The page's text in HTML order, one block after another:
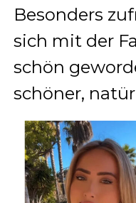
Besonders
sich mit der
schön
schöner,